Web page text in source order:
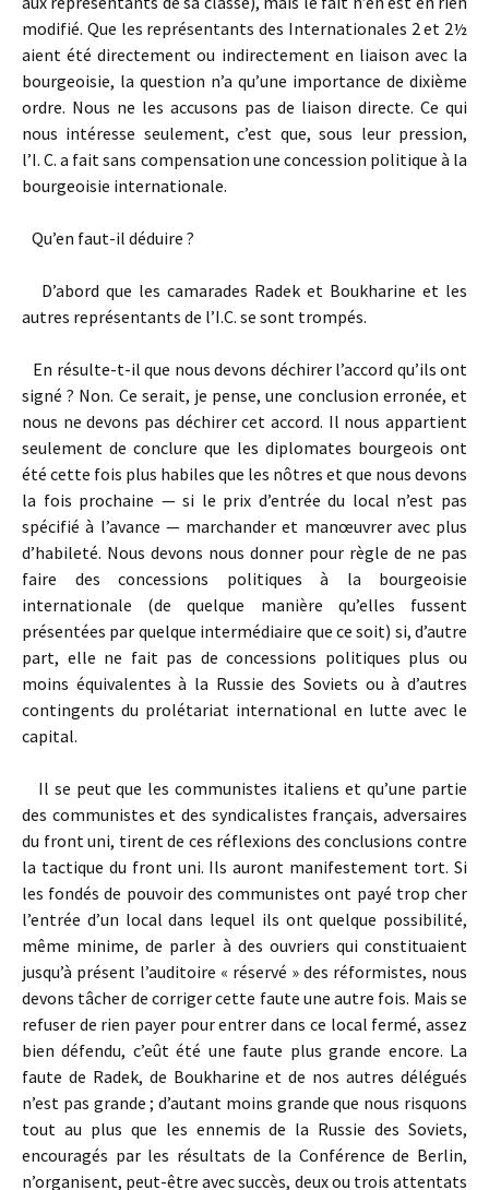
modifié. Que les représentants des Internationales 2 et 2½
aient été directement ou indirectement en liaison avec la
bourgeoisie, la question n’a qu’une importance de dixième
ordre. Nous ne les accusons pas de liaison directe. Ce qui
nous intéresse seulement, c’est que, sous leur pression,
l’I. C. a fait sans compensation une concession politique à la
bourgeoisie internationale.
Qu’en faut-il déduire ?
D’abord que les camarades Radek et Boukharine et les
autres représentants de l’I.C. se sont trompés.
En résulte-t-il que nous devons déchirer l’accord qu’ils ont
signé ? Non. Ce serait, je pense, une conclusion erronée, et
nous ne devons pas déchirer cet accord. Il nous appartient
seulement de conclure que les diplomates bourgeois ont
été cette fois plus habiles que les nôtres et que nous devons
la fois prochaine — si le prix d’entrée du local n’est pas
spécifié à l’avance — marchander et manœuvrer avec plus
d’habileté. Nous devons nous donner pour règle de ne pas
faire des concessions politiques à la bourgeoisie
internationale (de quelque manière qu’elles fussent
présentées par quelque intermédiaire que ce soit) si, d’autre
part, elle ne fait pas de concessions politiques plus ou
moins équivalentes à la Russie des Soviets ou à d’autres
contingents du prolétariat international en lutte avec le
capital.
Il se peut que les communistes italiens et qu’une partie
des communistes et des syndicalistes français, adversaires
du front uni, tirent de ces réflexions des conclusions contre
la tactique du front uni. Ils auront manifestement tort. Si
les fondés de pouvoir des communistes ont payé trop cher
l’entrée d’un local dans lequel ils ont quelque possibilité,
même minime, de parler à des ouvriers qui constituaient
jusqu’à présent l’auditoire « réservé » des réformistes, nous
devons tâcher de corriger cette faute une autre fois. Mais se
refuser de rien payer pour entrer dans ce local fermé, assez
bien défendu, c’eût été une faute plus grande encore. La
faute de Radek, de Boukharine et de nos autres délégués
n’est pas grande ; d’autant moins grande que nous risquons
tout au plus que les ennemis de la Russie des Soviets,
encouragés par les résultats de la Conférence de Berlin,
n’organisent, peut-être avec succès, deux ou trois attentats